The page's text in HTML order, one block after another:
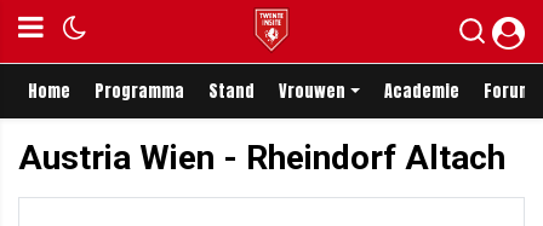
Home Programma Stand Vrouwen Academie Forum
Austria Wien - Rheindorf Altach